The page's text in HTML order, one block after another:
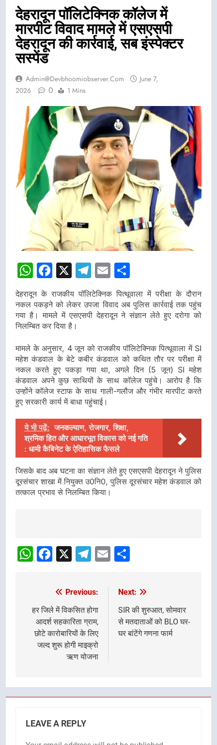
देहरादून पॉलिटेक्निक कॉलेज में
मारपीट विवाद मामले में एसएसपी
देहरादून की कार्रवाई, सब इंस्पेक्टर
सस्पेंड
Admin@devbhoomiobserver.com
June 7,
2026
0 1 Mins
WhatsApp
Facebook
X Telegram
Email
देहरादून के राजकीय पॉलिटेक्निक पित्थूवाला में परीक्षा के दौरान
नकल पकड़ने को लेकर उपजा विवाद अब पुलिस कार्रवाई तक पहुंच
गया है। मामले में एसएसपी देहरादून ने संज्ञान लेते हुए दरोगा को
निलम्बित कर दिया है।
मामले के अनुसार, 4 जून को राजकीय पॉलिटेक्निक पित्थूवाला में SI
महेश कंडवाल के बेटे कबीर कंडवाल को कथित तौर पर परीक्षा में
नकल करते हुए पकड़ा गया था, अगले दिन (5 जून) SI महेश
कंडवाल अपने कुछ साथियों के साथ कॉलेज पहुंचे। आरोप है कि
उन्होंने कॉलेज स्टाफ के साथ गाली-गलौज और गंभीर मारपीट करते
हुए सरकारी कार्य में बाधा पहुंचाई।
ये भी पढ़ें: जनकल्याण, रोजगार, शिक्षा,
श्रमिक हित और आधारभूत विकास को नई गति
: धामी कैबिनेट के ऐतिहासिक फैसले
जिसके बाद अब घटना का संज्ञान लेते हुए एसएसपी देहरादून ने पुलिस
दूरसंचार शाखा में नियुक्त उ0नि0, पुलिस दूरसंचार महेश कंडवाल को
तत्काल प्रभाव से निलम्बित किया।
navigation
WhatsApp
Facebook
X Telegram
Email
navigation
Previous:
हर जिले में विकसित होगा
आदर्श सहकारिता ग्राम,
छोटे कारोबारियों के लिए
जल्द शुरू होगी माइक्रो
ऋण योजना
Next:
SIR की शुरुआत, सोमवार
से मतदाताओं को BLO घर-
घर बांटेंगे गणना फार्म
LEAVE A REPLY